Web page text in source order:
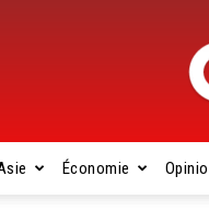
Économie